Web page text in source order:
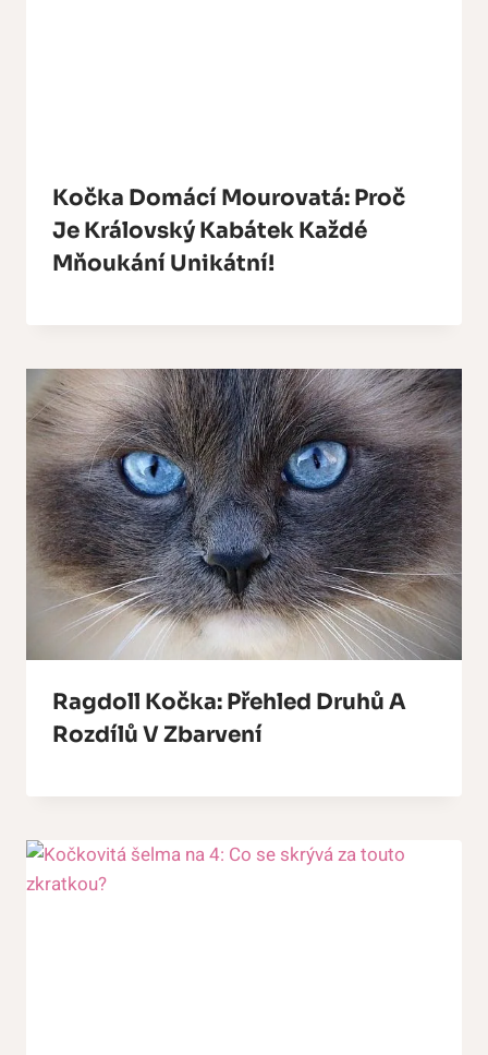
Kočka Domácí Mourovatá: Proč
Je Královský Kabátek Každé
Mňoukání Unikátní!
Ragdoll Kočka: Přehled Druhů A
Rozdílů V Zbarvení